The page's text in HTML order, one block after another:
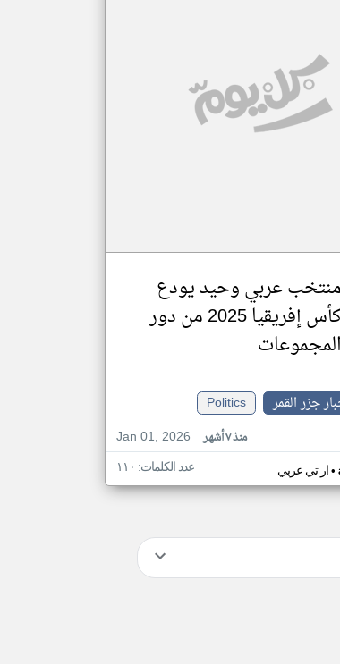
منتخب عربي وحيد يودع
كأس إفريقيا 2025 من دور
المجموعات
جزر القمر
Politics
Jan 01, 2026
منذ ٧ أشهر
ار تي عربي• عدد الكلمات: ١١٠